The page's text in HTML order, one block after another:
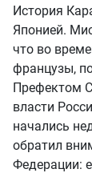
История
Японией.
что во
французы,
Префектом
власти
начались
обратил
Федерации: